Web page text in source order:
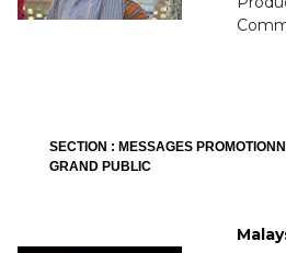
SECTION : MESSAGES
GRAND PUBLIC